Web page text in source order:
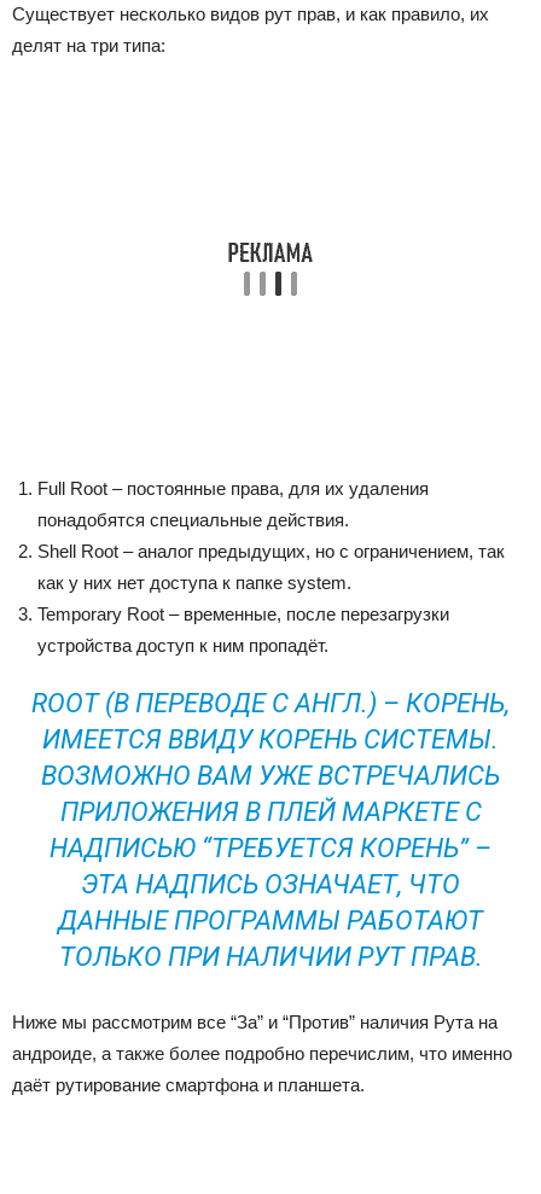
Существует несколько видов рут прав, и как правило, их
делят на три типа:
Full Root – постоянные права, для их удаления
понадобятся специальные действия.
Shell Root – аналог предыдущих, но с ограничением, так
как у них нет доступа к папке system.
Temporary Root – временные, после перезагрузки
устройства доступ к ним пропадёт.
ROOT (В ПЕРЕВОДЕ С АНГЛ.) – КОРЕНЬ,
ИМЕЕТСЯ ВВИДУ КОРЕНЬ СИСТЕМЫ.
ВОЗМОЖНО ВАМ УЖЕ ВСТРЕЧАЛИСЬ
ПРИЛОЖЕНИЯ В ПЛЕЙ МАРКЕТЕ С
НАДПИСЬЮ “ТРЕБУЕТСЯ КОРЕНЬ” –
ЭТА НАДПИСЬ ОЗНАЧАЕТ, ЧТО
ДАННЫЕ ПРОГРАММЫ РАБОТАЮТ
ТОЛЬКО ПРИ НАЛИЧИИ РУТ ПРАВ.
Ниже мы рассмотрим все “За” и “Против” наличия Рута на
андроиде, а также более подробно перечислим, что именно
даёт рутирование смартфона и планшета.